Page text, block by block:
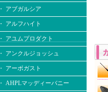
・ アブガルシア
・ アルフハイト
・ アユムプロダクト
・ アンクルジョッシュ
・ アーボガスト
・ AHPLマッディーバニー